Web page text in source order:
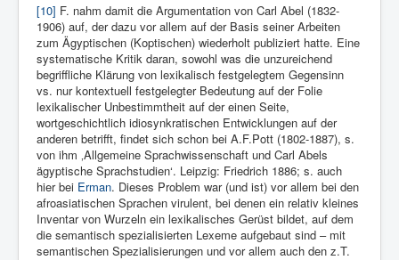
[10] F. nahm damit die Argumentation von Carl Abel (1832-
1906) auf, der dazu vor allem auf der Basis seiner Arbeiten
zum Ägyptischen (Koptischen) wiederholt publiziert hatte. Eine
systematische Kritik daran, sowohl was die unzureichend
begriffliche Klärung von lexikalisch festgelegtem Gegensinn
vs. nur kontextuell festgelegter Bedeutung auf der Folie
lexikalischer Unbestimmtheit auf der einen Seite,
wortgeschichtlich idiosynkratischen Entwicklungen auf der
anderen betrifft, findet sich schon bei A.F.Pott (1802-1887), s.
von ihm ‚Allgemeine Sprachwissenschaft und Carl Abels
ägyptische Sprachstudien‘. Leipzig: Friedrich 1886; s. auch
hier bei Erman. Dieses Problem war (und ist) vor allem bei den
afroasiatischen Sprachen virulent, bei denen ein relativ kleines
Inventar von Wurzeln ein lexikalisches Gerüst bildet, auf dem
die semantisch spezialisierten Lexeme aufgebaut sind – mit
semantischen Spezialisierungen und vor allem auch den z.T.